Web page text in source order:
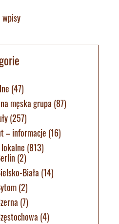
wpisy
(47)
męska grupa (87)
(257)
– informacje (16)
(813)
(2)
Biała (14)
(2)
(7)
(4)